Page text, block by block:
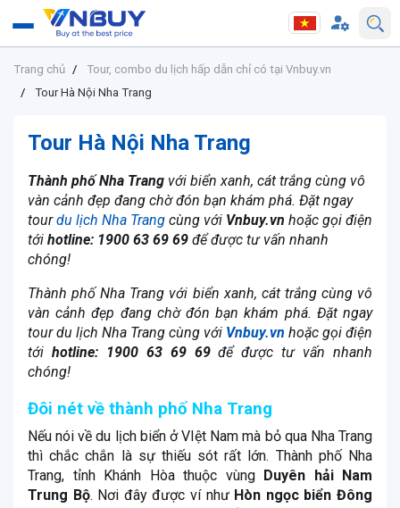
Trang chủ
Tour, combo du lịch hấp dẫn chỉ có tại Vnbuy.vn
Tour Hà Nội Nha Trang
Tour Hà Nội Nha Trang
Thành phố Nha Trang với biển xanh, cát trắng cùng vô
vàn cảnh đẹp đang chờ đón bạn khám phá. Đặt ngay
tourdu lịch Nha Trang cùng với Vnbuy.vn hoặc gọi điện
tới hotline: 1900 63 69 69 để được tư vấn nhanh
chóng!
Thành phố Nha Trang với biển xanh, cát trắng cùng vô
vàn cảnh đẹp đang chờ đón bạn khám phá. Đặt ngay
tour du lịch Nha Trang cùng với Vnbuy.vn hoặc gọi điện
tới hotline: 1900 63 69 69để được tư vấn nhanh
chóng!
Đôi nét về thành phố Nha Trang
Nếu nói về du lịch biển ở VIệt Nam mà bỏ qua Nha Trang
thì chắc chắn là sự thiếu sót rất lớn. Thành phố Nha
Trang, tỉnh Khánh Hòa thuộc vùngDuyên hải Nam
Trung Bộ. Nơi đây được ví như Hòn ngọc biển Đông